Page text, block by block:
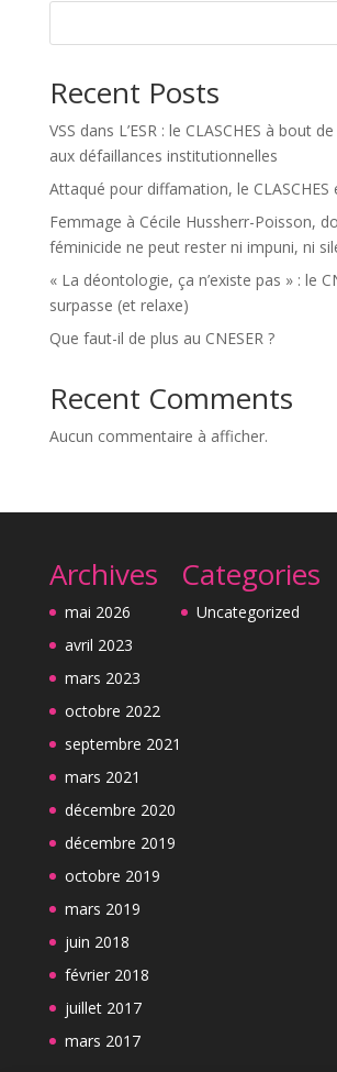
Recent Posts
VSS dans L’ESR : le CLASCHES à bout
aux défaillances institutionnelles
Attaqué pour diffamation, le CLASCHES
Femmage à Cécile Hussherr-Poisson,
féminicide ne peut rester ni impuni, ni
« La déontologie, ça n’existe pas » : le
surpasse (et relaxe)
Que faut-il de plus au CNESER ?
Recent Comments
Aucun commentaire à afficher.
Archives
mai 2026
avril 2023
mars 2023
octobre 2022
septembre 2021
mars 2021
décembre 2020
décembre 2019
octobre 2019
mars 2019
juin 2018
février 2018
juillet 2017
mars 2017
Categories
Uncategorized